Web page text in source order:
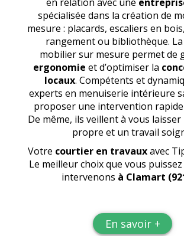
spécialisée dans la création de
mesure : placards, escaliers en
rangement ou bibliothèque.
mobilier sur mesure permet de
ergonomie et d’optimiser la
locaux. Compétents et
experts en menuiserie intérieure
proposer une intervention rapide
De même, ils veillent à vous laisser
propre et un travail
Votre courtier en travauxavec
Le meilleur choix que vous
intervenons à Clamart
En savoir +